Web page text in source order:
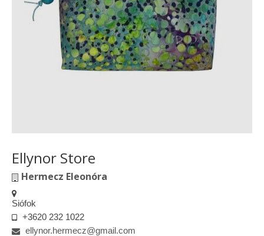
Ellynor Store
Hermecz Eleonóra
Siófok
+3620 232 1022
ellynor.hermecz@gmail.com